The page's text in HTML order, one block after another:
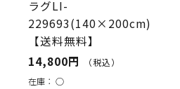
ラグLI-
229693(140×200cm)
【送料無料】
14,800円
（税込）
在庫：○